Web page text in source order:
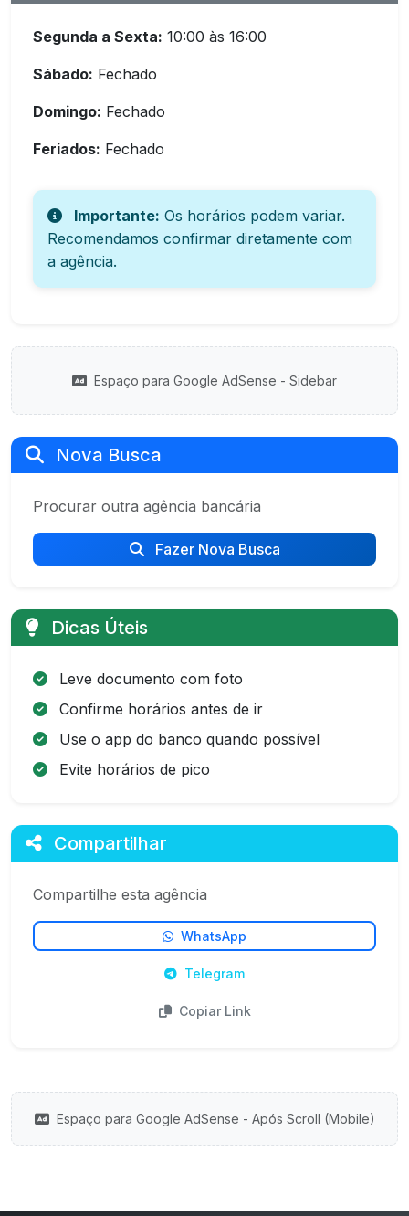
Segunda a Sexta: 10:00 às 16:00
Sábado: Fechado
Domingo: Fechado
Feriados: Fechado
Importante: Os horários podem variar.
Recomendamos confirmar diretamente com
a agência.
Espaço para Google AdSense - Sidebar
Nova Busca
Procurar outra agência bancária
Fazer Nova Busca
Dicas Úteis
Leve documento com foto
Confirme horários antes de ir
Use o app do banco quando possível
Evite horários de pico
Compartilhar
Compartilhe esta agência
WhatsApp
Telegram
Copiar Link
Espaço para Google AdSense - Após Scroll (Mobile)